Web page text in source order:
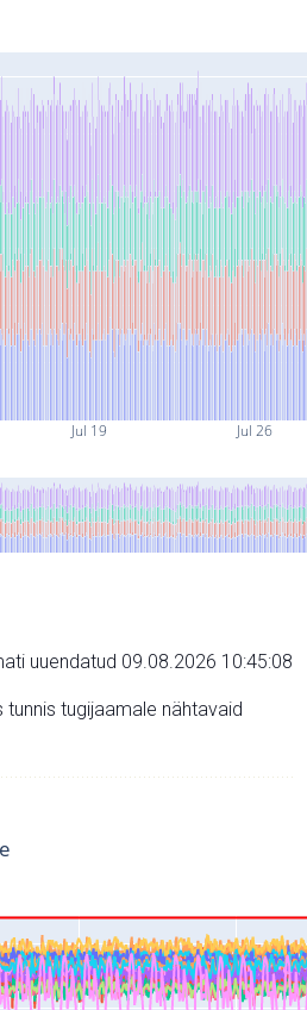
Jul 19 Jul 26
uuendatud 09.08.2026 10:45:08
tunnis tugijaamale nähtavaid